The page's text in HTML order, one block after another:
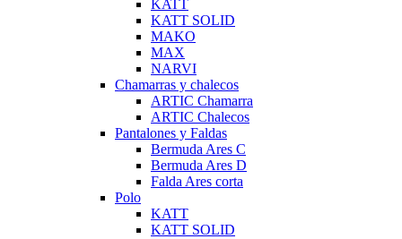
KATT
KATT SOLID
MAKO
MAX
NARVI
Chamarras y chalecos
ARTIC Chamarra
ARTIC Chalecos
Pantalones y Faldas
Bermuda Ares C
Bermuda Ares D
Falda Ares corta
Polo
KATT
KATT SOLID